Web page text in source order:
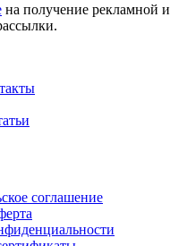
на получение рекламной и
соглашение